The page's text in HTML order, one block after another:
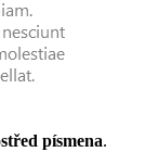
písmena.